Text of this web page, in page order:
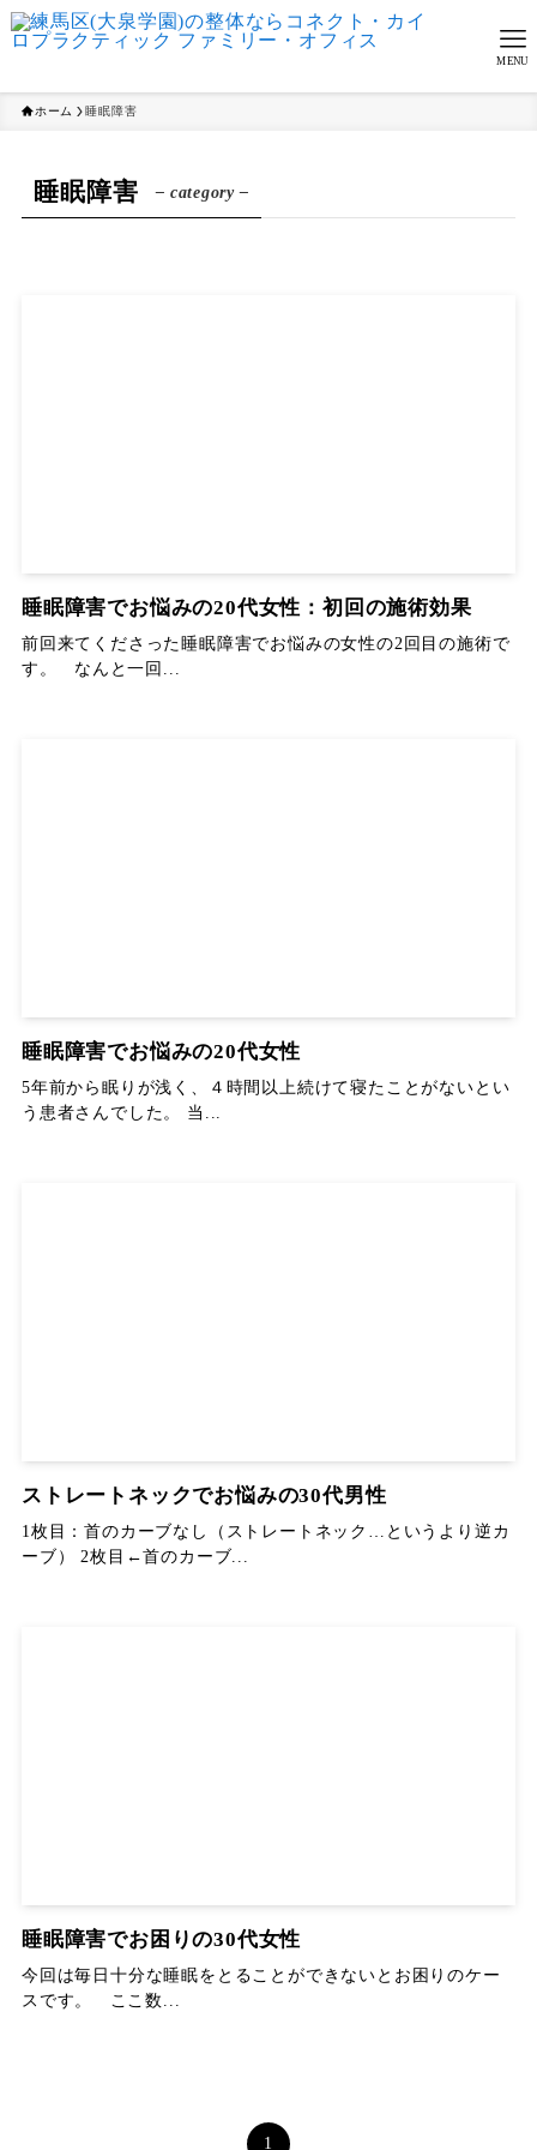
MENU
ホーム 睡眠障害
睡眠障害 – category –
睡眠障害でお悩みの20代女性：初回の施術効果
前回来てくださった睡眠障害でお悩みの女性の2回目の施術で
す。 なんと一回...
睡眠障害でお悩みの20代女性
5年前から眠りが浅く、４時間以上続けて寝たことがないとい
う患者さんでした。 当...
ストレートネックでお悩みの30代男性
1枚目：首のカーブなし（ストレートネック…というより逆カ
ーブ） 2枚目←首のカーブ...
睡眠障害でお困りの30代女性
今回は毎日十分な睡眠をとることができないとお困りのケー
スです。 ここ数...
1